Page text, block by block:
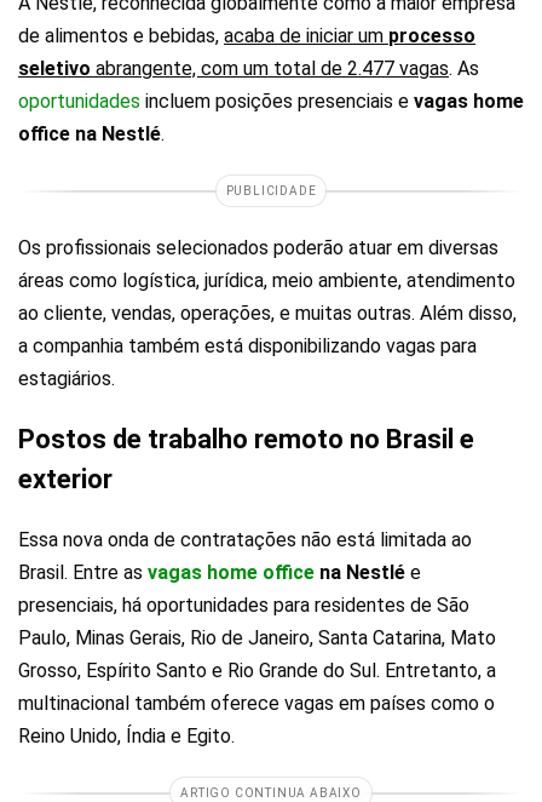
de alimentos e bebidas, acaba de iniciar um processo
seletivo abrangente, com um total de 2.477 vagas. As
oportunidades incluem posições presenciais e vagas home
office na Nestlé.
PUBLICIDADE
Os profissionais selecionados poderão atuar em diversas
áreas como logística, jurídica, meio ambiente, atendimento
ao cliente, vendas, operações, e muitas outras. Além disso,
a companhia também está disponibilizando vagas para
estagiários.
Postos de trabalho remoto no Brasil e
exterior
Essa nova onda de contratações não está limitada ao
Brasil. Entre as vagas home office na Nestlé e
presenciais, há oportunidades para residentes de São
Paulo, Minas Gerais, Rio de Janeiro, Santa Catarina, Mato
Grosso, Espírito Santo e Rio Grande do Sul. Entretanto, a
multinacional também oferece vagas em países como o
Reino Unido, Índia e Egito.
ARTIGO CONTINUA ABAIXO